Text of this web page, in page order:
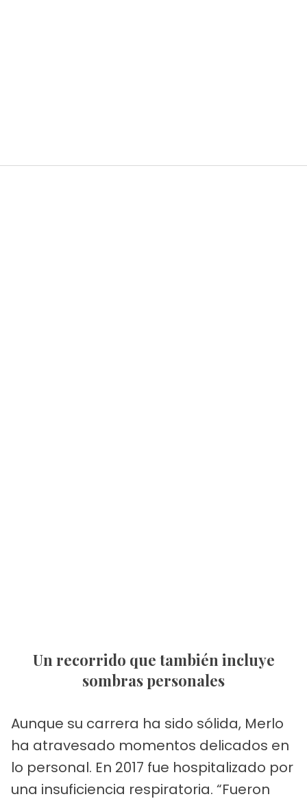
Un recorrido que también incluye
sombras personales
Aunque su carrera ha sido sólida, Merlo
ha atravesado momentos delicados en
lo personal. En 2017 fue hospitalizado por
una insuficiencia respiratoria. “Fueron